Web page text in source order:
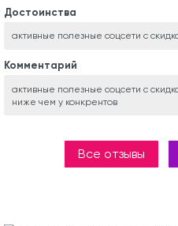
Достоинства
активные полезные соцсети с
Комментарий
активные полезные соцсети с
ниже чем у конкрентов
Все отзывы